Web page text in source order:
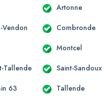
Artonne
Vendon Combronde
Montcel
Tallende Saint-Sandoux
63 Tallende